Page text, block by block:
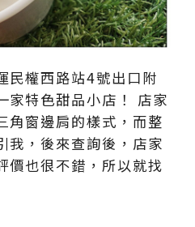
民權西路站4號出口附
家特色甜品小店！ 店家
角窗邊肩的樣式，而整
我，後來查詢後，店家
價也很不錯，所以就找